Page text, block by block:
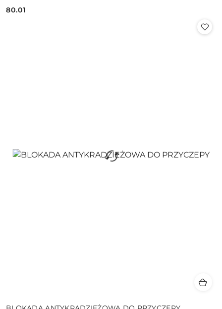
Cena:
80.01